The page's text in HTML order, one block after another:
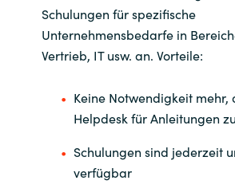
Schulungen für spezifische
Unternehmensbedarfe in
Vertrieb, IT usw. an. Vorteile:
Keine Notwendigkeit mehr,
Helpdesk für Anleitungen
Schulungen sind jederzeit
verfügbar